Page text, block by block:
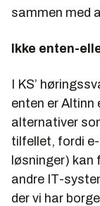
sammen med
Ikke enten-
I KS’
enten er Altinn
alternativer
tilfellet, fordi
løsninger) kan
andre IT-
der vi har